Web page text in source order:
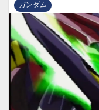
ガンダム